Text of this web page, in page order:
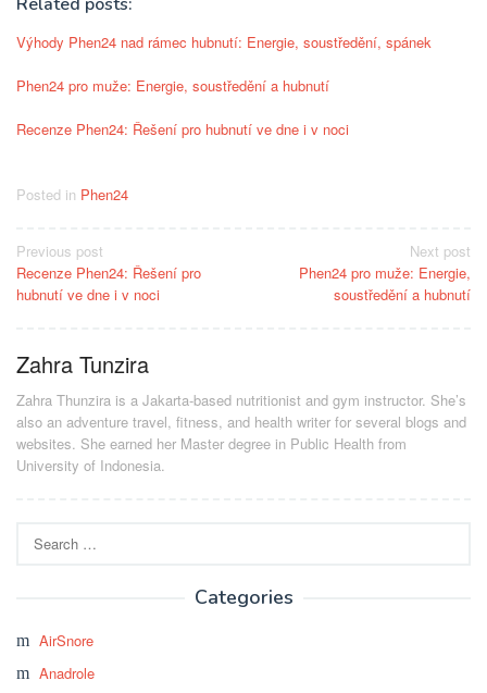
Výhody Phen24 nad rámec hubnutí: Energie, soustředění, spánek
Phen24 pro muže: Energie, soustředění a hubnutí
Recenze Phen24: Řešení pro hubnutí ve dne i v noci
Posted in Phen24
Post
navigation
Previous post
Recenze Phen24: Řešení pro
hubnutí ve dne i v noci
Next post
Phen24 pro muže: Energie,
soustředění a hubnutí
Zahra Tunzira
Zahra Thunzira is a Jakarta-based nutritionist and gym instructor. She’s
also an adventure travel, fitness, and health writer for several blogs and
websites. She earned her Master degree in Public Health from
University of Indonesia.
for:
Categories
AirSnore
Anadrole